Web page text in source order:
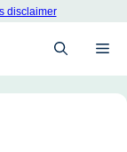
disclaimer